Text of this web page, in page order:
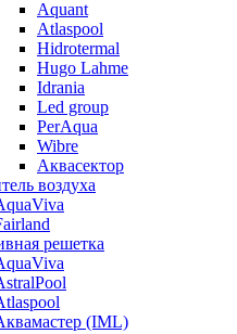
Aquant
Atlaspool
Hidrotermal
Hugo Lahme
Idrania
Led group
PerAqua
Wibre
Аквасектор
воздуха
решетка
(IML)